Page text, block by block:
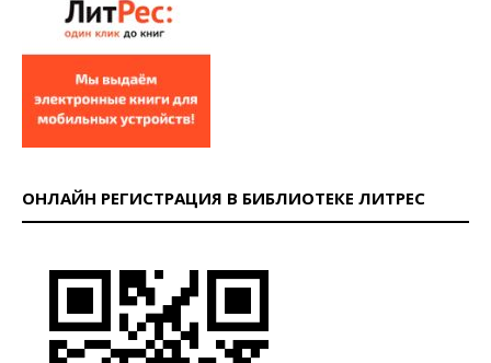
ОНЛАЙН РЕГИСТРАЦИЯ В БИБЛИОТЕКЕ ЛИТРЕС